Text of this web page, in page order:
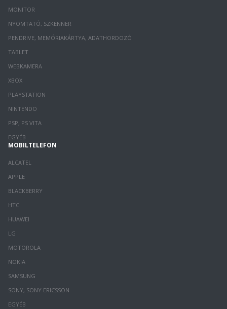
MONITOR
NYOMTATÓ, SZKENNER
PENDRIVE, MEMÓRIAKÁRTYA, ADATHORDOZÓ
TABLET
WEBKAMERA
XBOX
PLAYSTATION
NINTENDO
PSP, PS VITA
EGYÉB
MOBILTELEFON
ALCATEL
APPLE
BLACKBERRY
HTC
HUAWEI
LG
MOTOROLA
NOKIA
SAMSUNG
SONY, SONY ERICSSON
EGYÉB